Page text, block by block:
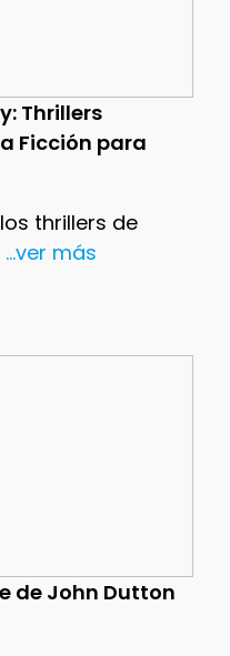
Thrillers
Ficción para
thrillers de
...ver más
de John Dutton